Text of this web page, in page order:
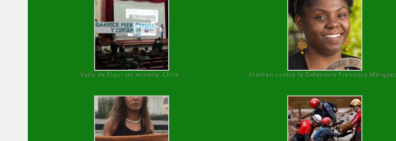
Valle de Elqui sin minería. Chile Atentan contra la Defensora Francisca Márquez